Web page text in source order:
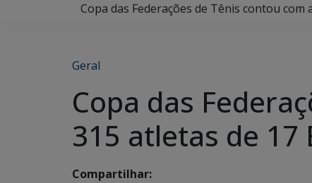
Copa das Federações de Tênis contou
Geral
Copa das
315 atletas de 17
Compartilhar: